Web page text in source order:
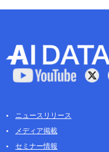
ニュースリリース
メディア掲載
セミナー情報